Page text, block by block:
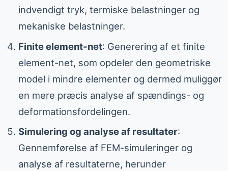
indvendigt tryk, termiske belastninger og
mekaniske belastninger.
Finite element-net: Generering af et finite
element-net, som opdeler den geometriske
model i mindre elementer og dermed muliggør
en mere præcis analyse af spændings- og
deformationsfordelingen.
Simulering og analyse af resultater:
Gennemførelse af FEM-simuleringer og
analyse af resultaterne, herunder